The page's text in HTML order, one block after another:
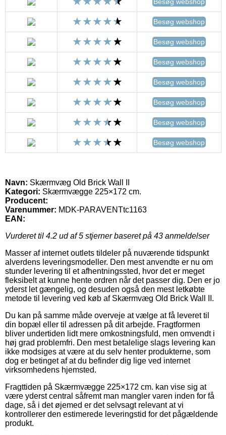
Besøg webshop
Besøg webshop
Besøg webshop
Besøg webshop
Besøg webshop
Besøg webshop
Besøg webshop
Navn: Skærmvæg Old Brick Wall II
Kategori: Skærmvægge 225×172 cm.
Producent:
Varenummer: MDK-PARAVENTtc1163
EAN:
Vurderet til 4.2 ud af 5 stjerner baseret på 43 anmeldelser
Masser af internet outlets tildeler på nuværende tidspunkt
alverdens leveringsmodeller. Den mest anvendte er nu om
stunder levering til et afhentningssted, hvor det er meget
fleksibelt at kunne hente ordren når det passer dig. Den er jo
yderst let gængelig, og desuden også den mest letkøbte
metode til levering ved køb af Skærmvæg Old Brick Wall II.
Du kan på samme måde overveje at vælge at få leveret til
din bopæl eller til adressen på dit arbejde. Fragtformen
bliver undertiden lidt mere omkostningsfuld, men omvendt i
høj grad problemfri. Den mest betalelige slags levering kan
ikke modsiges at være at du selv henter produkterne, som
dog er betinget af at du befinder dig lige ved internet
virksomhedens hjemsted.
Fragttiden på Skærmvægge 225×172 cm. kan vise sig at
være yderst central såfremt man mangler varen inden for få
dage, så i det øjemed er det selvsagt relevant at vi
kontrollerer den estimerede leveringstid for det pågældende
produkt.